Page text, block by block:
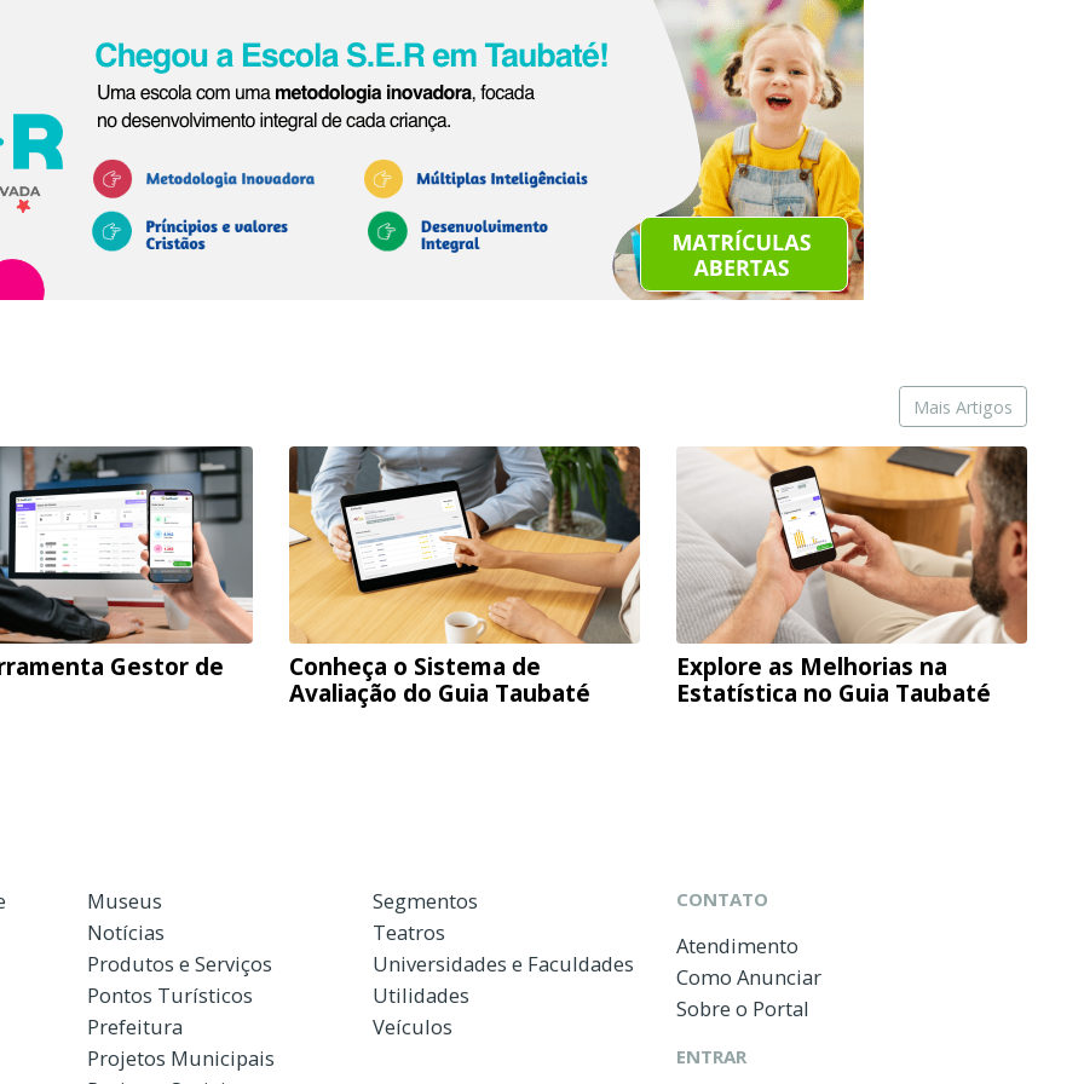
Mais Artigos
Gestor de
Conheça o Sistema de
Avaliação do Guia Taubaté
Explore as Melhorias na
Estatística no Guia Taubaté
Museus
Notícias
Produtos e Serviços
Pontos Turísticos
Prefeitura
Projetos Municipais
Segmentos
Teatros
Universidades e Faculdades
Utilidades
Veículos
CONTATO
Atendimento
Como Anunciar
Sobre o Portal
ENTRAR